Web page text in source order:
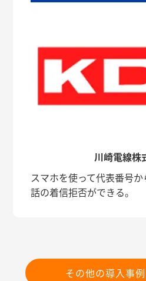
川崎電線株
スマホを使って代表番号
話の着信拒否ができる。
その他の導入事